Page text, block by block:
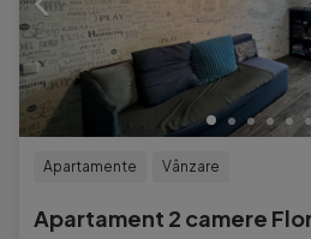
Apartamente Vânzare